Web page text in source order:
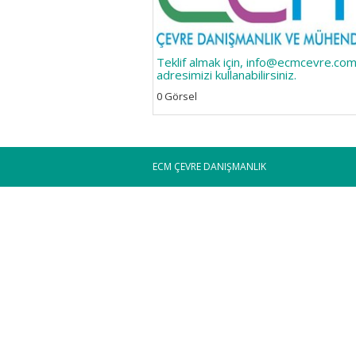
Teklif almak için,
adresimizi kullanabilirsiniz.
0 Görsel
ECM ÇEVRE DANIŞMANLIK